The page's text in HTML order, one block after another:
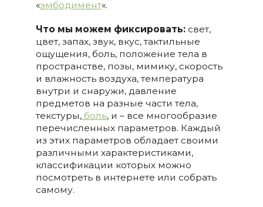
«эмбодимент«.
Что мы можем фиксировать:свет,
цвет, запах, звук, вкус, тактильные
ощущения, боль, положение тела в
пространстве, позы, мимику, скорость
и влажность воздуха, температура
внутри и снаружи, давление
предметов на разные части тела,
текстуры,боль, и – все многообразие
перечисленных параметров. Каждый
из этих параметров обладает своими
различными характеристиками,
классификации которых можно
посмотреть в интернете или собрать
самому.